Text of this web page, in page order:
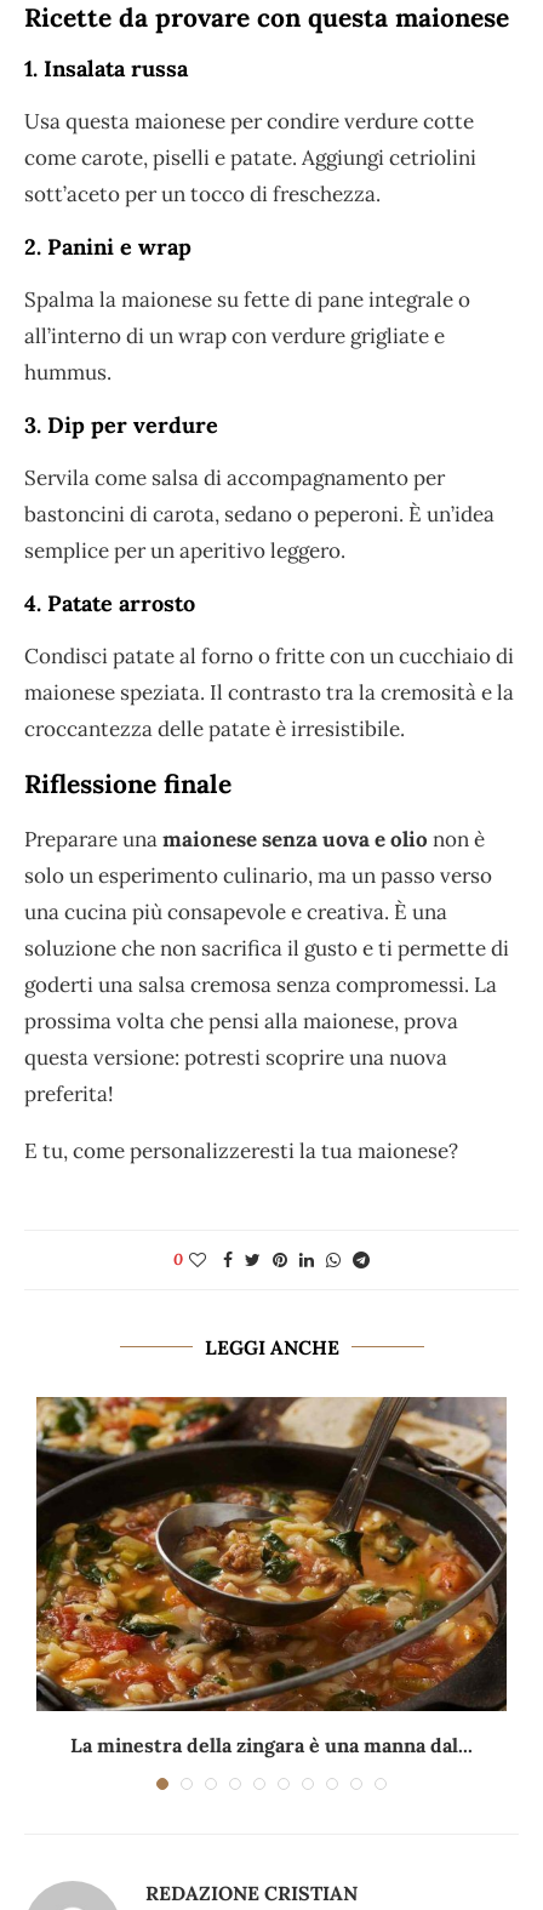
Ricette da provare con questa maionese
1. Insalata russa
Usa questa maionese per condire verdure cotte
come carote, piselli e patate. Aggiungi cetriolini
sott’aceto per un tocco di freschezza.
2. Panini e wrap
Spalma la maionese su fette di pane integrale o
all’interno di un wrap con verdure grigliate e
hummus.
3. Dip per verdure
Servila come salsa di accompagnamento per
bastoncini di carota, sedano o peperoni. È un’idea
semplice per un aperitivo leggero.
4. Patate arrosto
Condisci patate al forno o fritte con un cucchiaio di
maionese speziata. Il contrasto tra la cremosità e la
croccantezza delle patate è irresistibile.
Riflessione finale
Preparare unamaionese senza uova e olio non è
solo un esperimento culinario, ma un passo verso
una cucina più consapevole e creativa. È una
soluzione che non sacrifica il gusto e ti permette di
goderti una salsa cremosa senza compromessi. La
prossima volta che pensi alla maionese, prova
questa versione: potresti scoprire una nuova
preferita!
E tu, come personalizzeresti la tua maionese?
0
LEGGI ANCHE
La minestra della zingara è una manna dal...
REDAZIONE CRISTIAN